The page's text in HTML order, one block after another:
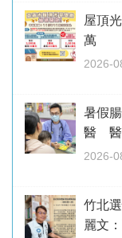
屋頂
萬
2026-
暑假
醫 醫
2026-
竹北
麗文